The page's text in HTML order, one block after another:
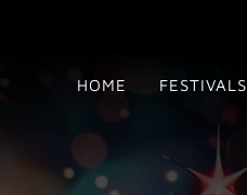
HOME FESTIVALS